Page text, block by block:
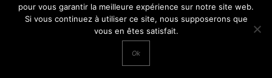
pour vous garantir la meilleure expérience sur notre site web.
Si vous continuez à utiliser ce site, nous supposerons que
vous en êtes satisfait.
Ok